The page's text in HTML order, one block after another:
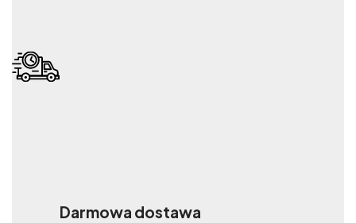
Darmowa dostawa